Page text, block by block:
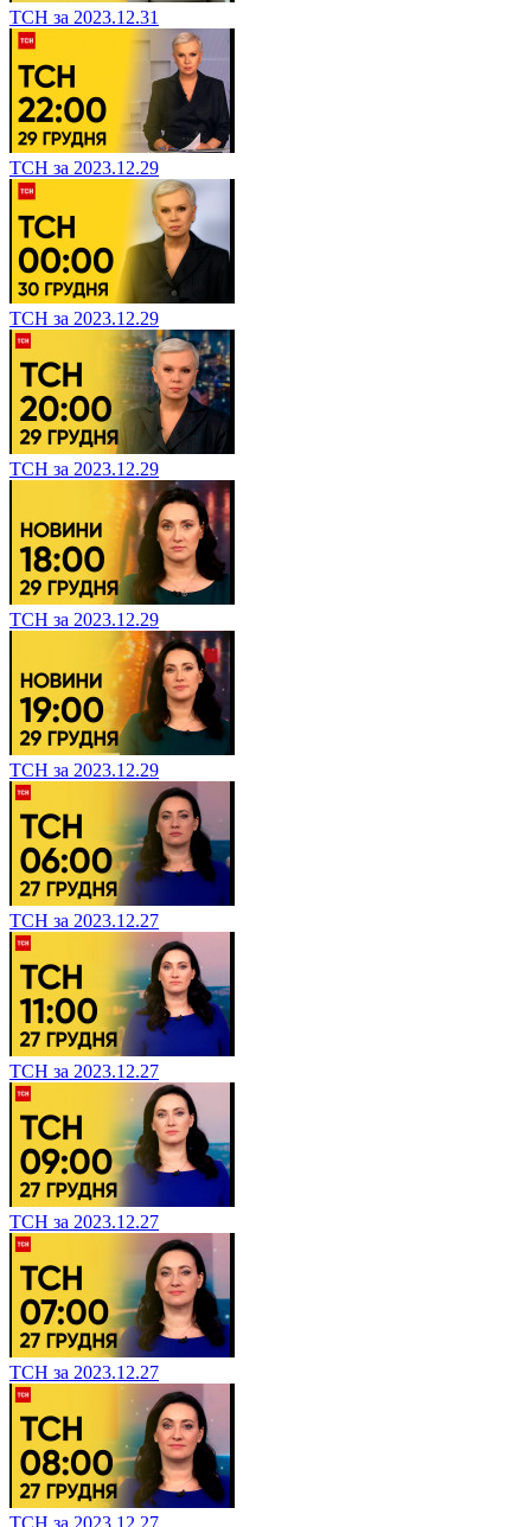
ТСН за 2023.12.31
ТСН за 2023.12.29
ТСН за 2023.12.29
ТСН за 2023.12.29
ТСН за 2023.12.29
ТСН за 2023.12.29
ТСН за 2023.12.27
ТСН за 2023.12.27
ТСН за 2023.12.27
ТСН за 2023.12.27
ТСН за 2023.12.27